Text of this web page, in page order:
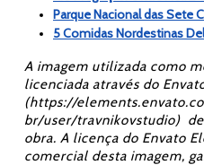
Parque Nacional das Sete
5 Comidas Nordestinas
A imagem utilizada como
licenciada através do
(https://
br/user/travnikovstudio)
obra. A licença do Envato
comercial desta imagem,